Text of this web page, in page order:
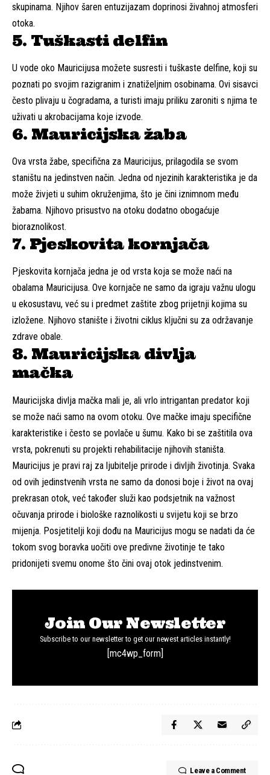
skupinama. Njihov šaren entuzijazam doprinosi živahnoj atmosferi
otoka.
5. Tuškasti delfin
U vode oko Mauricijusa možete susresti i tuškaste delfine, koji su
poznati po svojim razigranim i znatiželjnim osobinama. Ovi sisavci
često plivaju u čogradama, a turisti imaju priliku zaroniti s njima te
uživati u akrobacijama koje izvode.
6. Mauricijska žaba
Ova vrsta žabe, specifična za Mauricijus, prilagodila se svom
staništu na jedinstven način. Jedna od njezinih karakteristika je da
može živjeti u suhim okruženjima, što je čini iznimnom među
žabama. Njihovo prisustvo na otoku dodatno obogaćuje
bioraznolikost.
7. Pjeskovita kornjača
Pjeskovita kornjača jedna je od vrsta koja se može naći na
obalama Mauricijusa. Ove kornjače ne samo da igraju važnu ulogu
u ekosustavu, već su i predmet zaštite zbog prijetnji kojima su
izložene. Njihovo stanište i životni ciklus ključni su za održavanje
zdrave obale.
8. Mauricijska divlja
mačka
Mauricijska divlja mačka mali je, ali vrlo intrigantan predator koji
se može naći samo na ovom otoku. Ove mačke imaju specifične
karakteristike i često se povlače u šumu. Kako bi se zaštitila ova
vrsta, pokrenuti su projekti rehabilitacije njihovih staništa.
Mauricijus je pravi raj za ljubitelje prirode i divljih životinja. Svaka
od ovih jedinstvenih vrsta ne samo da donosi boje i život na ovaj
prekrasan otok, već također služi kao podsjetnik na važnost
očuvanja prirode i biološke raznolikosti u svijetu koji se brzo
mijenja. Posjetitelji koji dođu na Mauricijus mogu se nadati da će
tokom svog boravka uočiti ove predivne životinje te tako
pridonijeti svemu onome što čini ovaj otok jedinstvenim.
Join Our Newsletter
Subscribe to our newsletter to get our newest articles instantly!
[mc4wp_form]
Leave a Comment